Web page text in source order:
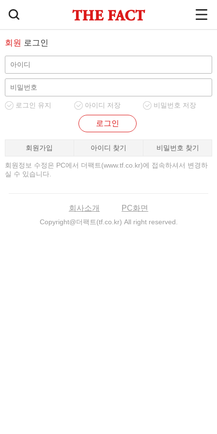
회원 로그인
로그인 유지 아이디 저장 비밀번호 저장
로그인
회원가입 아이디 찾기 비밀번호 찾기
회원정보 수정은 PC에서 더팩트(www.tf.co.kr)에 접속하셔서 변경하
실 수 있습니다.
회사소개 PC화면
Copyright@더팩트(tf.co.kr) All right reserved.